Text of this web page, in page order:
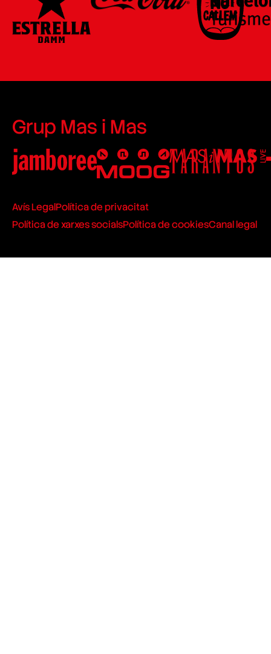
Grup Mas i Mas
Avís LegalPolítica de privacitat
Política de xarxes socialsPolítica de cookiesCanal legal